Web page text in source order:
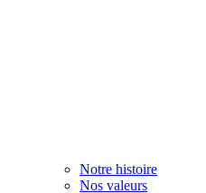
Notre histoire
Nos valeurs